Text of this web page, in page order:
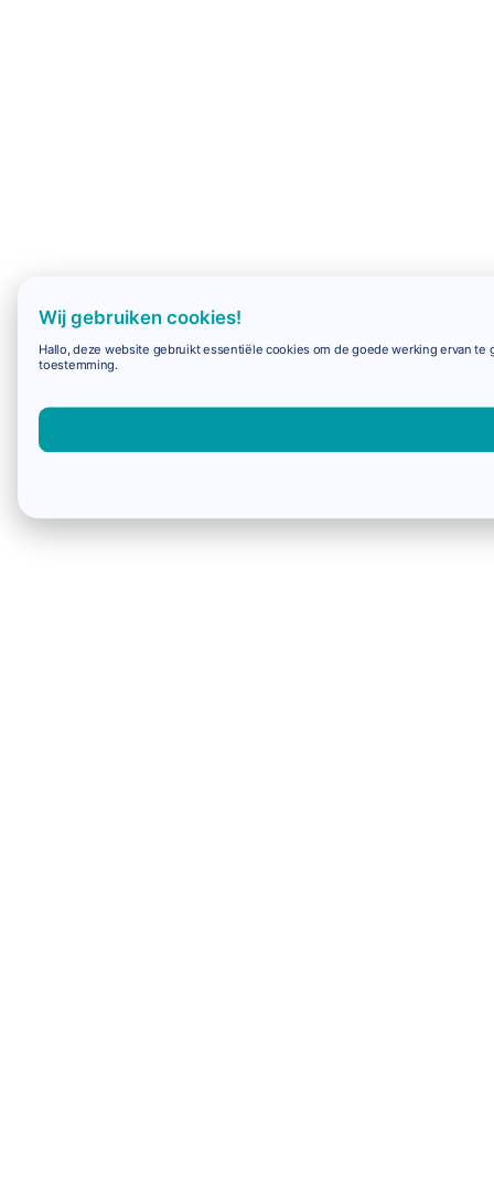
Wij gebruiken cookies!
Hallo, deze website gebruikt essentiële cookies om de goede werking ervan
toestemming.